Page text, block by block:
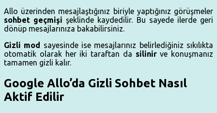
Allo üzerinden mesajlaştığınız biriyle yaptığınız görüşmeler
sohbet geçmişi şeklinde kaydedilir. Bu sayede ilerde geri
dönüp mesajlarınıza bakabilirsiniz.
Gizli mod sayesinde ise mesajlarınız belirlediğiniz sıkılıkta
otomatik olarak her iki taraftan da silinirve konuşmanız
tamamen gizli kalır.
Google Allo’da Gizli Sohbet Nasıl
Aktif Edilir